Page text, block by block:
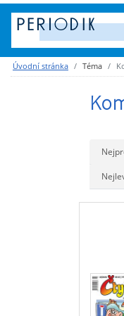
Úvodní stránka Téma